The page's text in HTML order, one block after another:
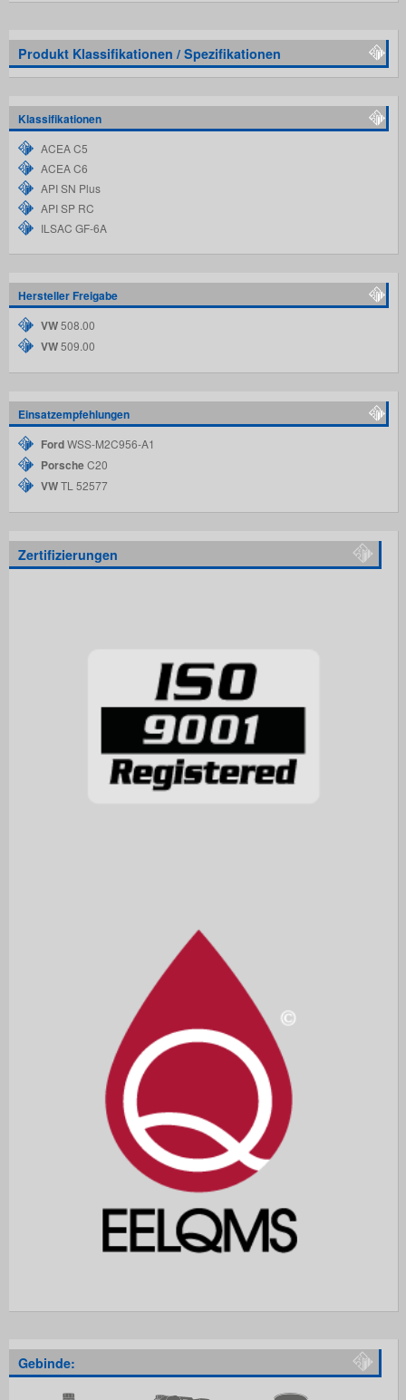
Produkt Klassifikationen / Spezifikationen
Klassifikationen
ACEA C5
ACEA C6
API SN Plus
API SP RC
ILSAC GF-6A
Hersteller Freigabe
VW508.00
VW509.00
Einsatzempfehlungen
FordWSS-M2C956-A1
PorscheC20
VWTL 52577
Zertifizierungen
Gebinde: